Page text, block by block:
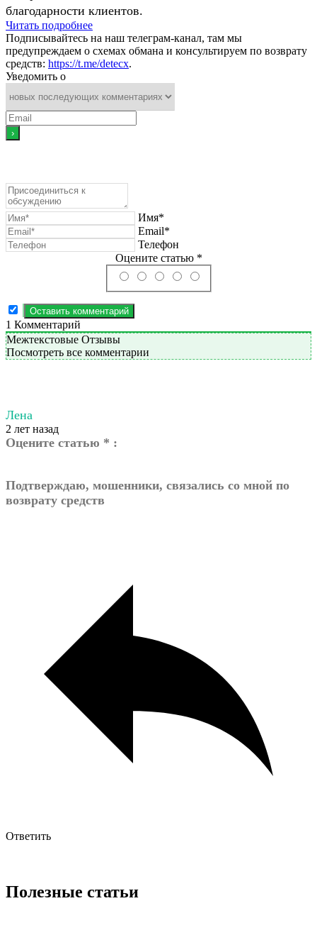
благодарности клиентов.
Читать подробнее
Подписывайтесь на наш телеграм-канал, там мы
предупреждаем о схемах обмана и консультируем по возврату
средств: https://t.me/detecx.
Уведомить о
Имя*
Email*
Телефон
Оцените статью *
1 Комментарий
Межтекстовые Отзывы
Посмотреть все комментарии
Лена
2 лет назад
Оцените статью * :
Подтверждаю, мошенники, связались со мной по
возврату средств
Ответить
Полезные статьи